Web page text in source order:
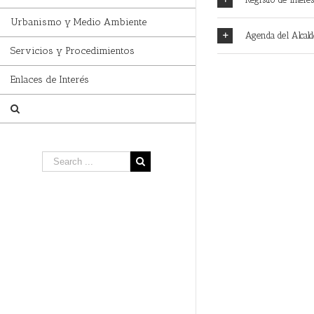
Urbanismo y Medio Ambiente
Servicios y Procedimientos
Enlaces de Interés
Agenda del